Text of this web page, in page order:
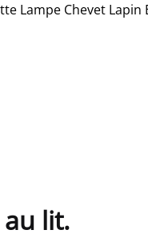
Lampe Chevet Lapin
lit.